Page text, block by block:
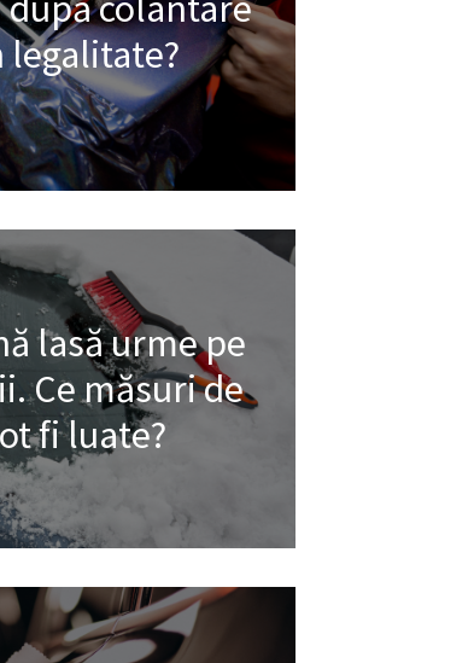
legalitate?
lasă urme pe
Ce măsuri de
fi luate?